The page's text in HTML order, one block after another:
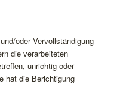
oder Vervollständigung
die verarbeiteten
unrichtig oder
hat die Berichtigung